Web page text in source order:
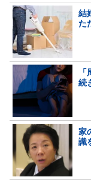
結
た
続
家
識